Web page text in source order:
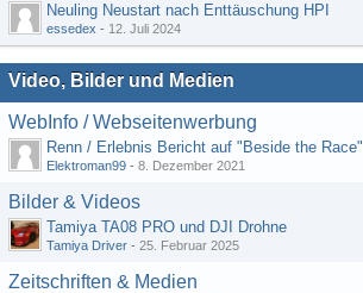
Neuling Neustart nach Enttäuschung HPI
essedex - 12. Juli 2024
Video, Bilder und Medien
WebInfo / Webseitenwerbung
Renn / Erlebnis Bericht auf "Beside the Race"
Elektroman99 - 8. Dezember 2021
Bilder & Videos
Tamiya TA08 PRO und DJI Drohne
Tamiya Driver - 25. Februar 2025
Zeitschriften & Medien